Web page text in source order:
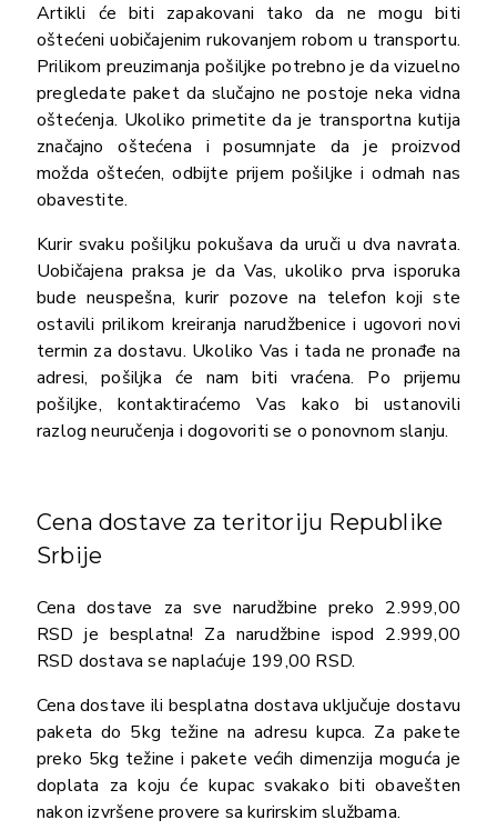
Artikli će biti zapakovani tako da ne mogu biti
oštećeni uobičajenim rukovanjem robom u transportu.
Prilikom preuzimanja pošiljke potrebno je da vizuelno
pregledate paket da slučajno ne postoje neka vidna
oštećenja. Ukoliko primetite da je transportna kutija
značajno oštećena i posumnjate da je proizvod
možda oštećen, odbijte prijem pošiljke i odmah nas
obavestite.
Kurir svaku pošiljku pokušava da uruči u dva navrata.
Uobičajena praksa je da Vas, ukoliko prva isporuka
bude neuspešna, kurir pozove na telefon koji ste
ostavili prilikom kreiranja narudžbenice i ugovori novi
termin za dostavu. Ukoliko Vas i tada ne pronađe na
adresi, pošiljka će nam biti vraćena. Po prijemu
pošiljke, kontaktiraćemo Vas kako bi ustanovili
razlog neuručenja i dogovoriti se o ponovnom slanju.
Cena dostave za teritoriju Republike
Srbije
Cena dostave za sve narudžbine preko 2.999,00
RSD je besplatna! Za narudžbine ispod 2.999,00
RSD dostava se naplaćuje 199,00 RSD.
Cena dostave ili besplatna dostava uključuje dostavu
paketa do 5kg težine na adresu kupca. Za pakete
preko 5kg težine i pakete većih dimenzija moguća je
doplata za koju će kupac svakako biti obavešten
nakon izvršene provere sa kurirskim službama.